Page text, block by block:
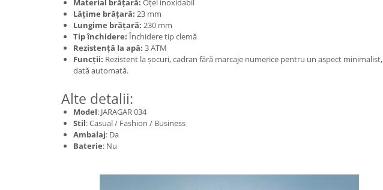
Material brățară: Oțel inoxidabil
Lățime brățară: 23 mm
Lungime brățară: 230 mm
Tip închidere: Închidere tip clemă
Rezistență la apă: 3 ATM
Funcții: Rezistent la șocuri, cadran fără marcaje numerice pentru un aspect minimalist,
dată automată.
Alte detalii:
Model: JARAGAR 034
Stil: Casual / Fashion / Business
Ambalaj: Da
Baterie: Nu